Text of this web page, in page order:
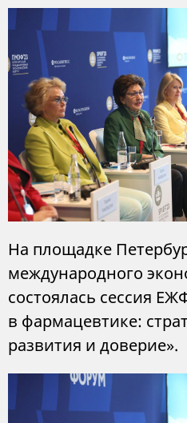
На площадке
международного
состоялась сессия
в фармацевтике:
развития и доверие».